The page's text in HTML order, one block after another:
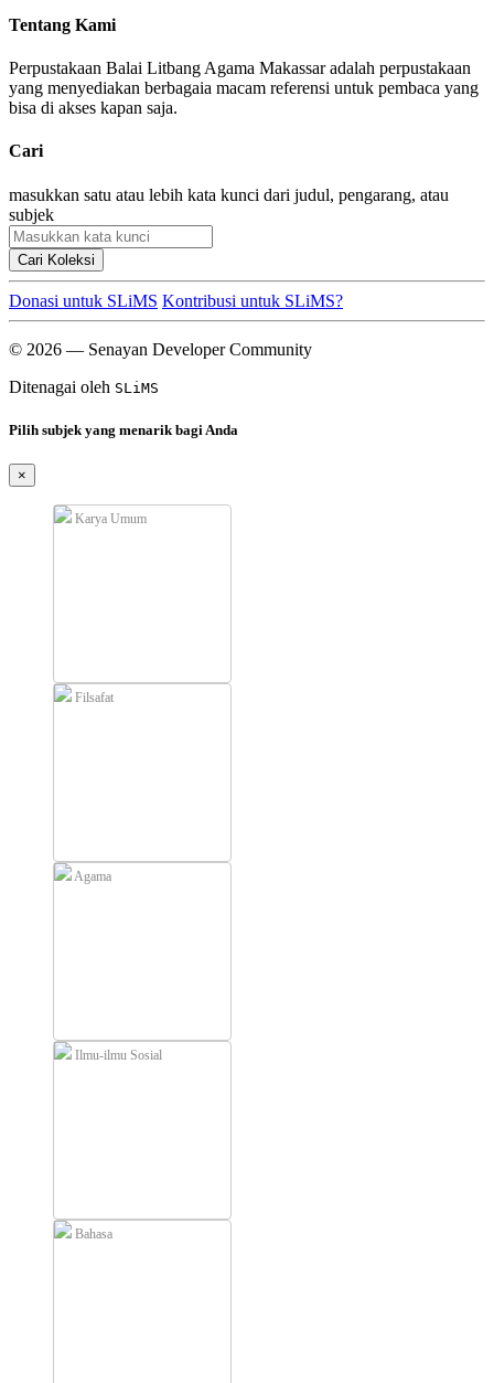
Tentang Kami
Perpustakaan Balai Litbang Agama Makassar adalah perpustakaan
yang menyediakan berbagaia macam referensi untuk pembaca yang
bisa di akses kapan saja.
Cari
masukkan satu atau lebih kata kunci dari judul, pengarang, atau
subjek
Cari Koleksi
Donasi untuk SLiMS Kontribusi untuk SLiMS?
© 2026 — Senayan Developer Community
Ditenagai oleh SLiMS
Pilih subjek yang menarik bagi Anda
×
Karya Umum
Filsafat
Agama
Ilmu-ilmu Sosial
Bahasa